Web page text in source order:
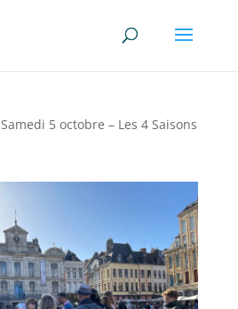
Samedi 5 octobre – Les 4 Saisons